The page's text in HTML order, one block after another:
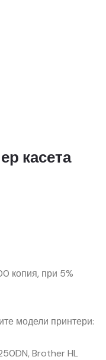
касета
копия, при 5%
модели принтери:
Brother HL